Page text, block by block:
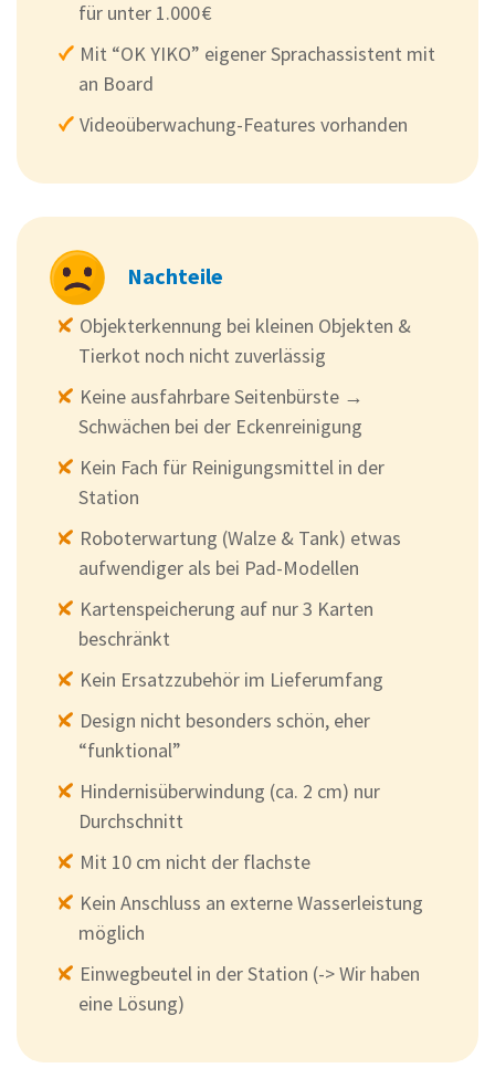
für unter 1.000 €
Mit “OK YIKO” eigener Sprachassistent mit
an Board
Videoüberwachung-Features vorhanden
Nachteile
Objekterkennung bei kleinen Objekten &
Tierkot noch nicht zuverlässig
Keine ausfahrbare Seitenbürste →
Schwächen bei der Eckenreinigung
Kein Fach für Reinigungsmittel in der
Station
Roboterwartung (Walze & Tank) etwas
aufwendiger als bei Pad-Modellen
Kartenspeicherung auf nur 3 Karten
beschränkt
Kein Ersatzzubehör im Lieferumfang
Design nicht besonders schön, eher
“funktional”
Hindernisüberwindung (ca. 2 cm) nur
Durchschnitt
Mit 10 cm nicht der flachste
Kein Anschluss an externe Wasserleistung
möglich
Einwegbeutel in der Station (-> Wir haben
eine Lösung)